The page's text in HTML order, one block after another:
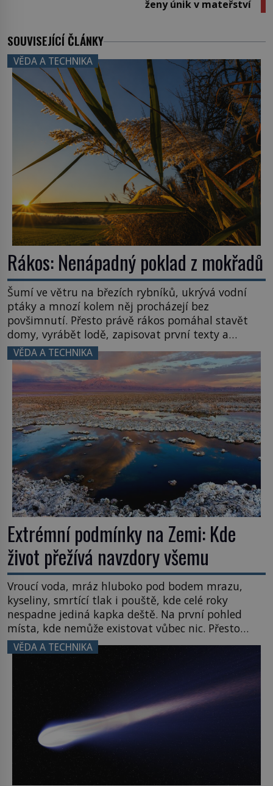
ženy únik v mateřství
SOUVISEJÍCÍ ČLÁNKY
VĚDA A TECHNIKA
Rákos: Nenápadný poklad z mokřadů
Šumí ve větru na březích rybníků, ukrývá vodní
ptáky a mnozí kolem něj procházejí bez
povšimnutí. Přesto právě rákos pomáhal stavět
domy, vyrábět lodě, zapisovat první texty a
inspiroval řadu pověstí. Tato skromná, ale
užitečná rostlina provází člověka už tisíce let.
Většina lidí vnímá rákos jen jako obyčejnou kulisu
letního koupání. Stačí se však podívat […]
VĚDA A TECHNIKA
Extrémní podmínky na Zemi: Kde
život přežívá navzdory všemu
Vroucí voda, mráz hluboko pod bodem mrazu,
kyseliny, smrtící tlak i pouště, kde celé roky
nespadne jediná kapka deště. Na první pohled
místa, kde nemůže existovat vůbec nic. Přesto
právě tady vědci objevují organismy, které
posouvají hranice života. Každý nový nález mění
napovídá, kde bychom jednou […]
VĚDA A TECHNIKA